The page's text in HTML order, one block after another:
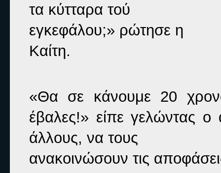
τα κύτταρα τού
εγκεφάλου;» ρώτησε η
Καίτη.
«Θα σε κάνουμε 20
έβαλες!» είπε γελώντας ο
άλλους, να τους
ανακοινώσουν τις